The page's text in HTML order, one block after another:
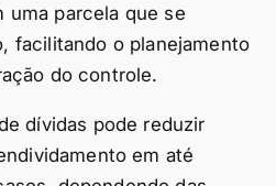
uma parcela que se
facilitando o planejamento
do controle.
dívidas pode reduzir
em até